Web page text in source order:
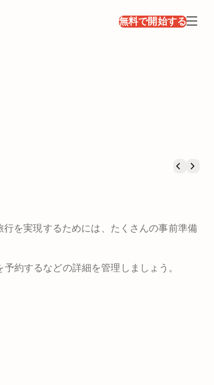
無料で開始する
を実現するためには、たくさんの事前準備
約するなどの詳細を管理しましょう。